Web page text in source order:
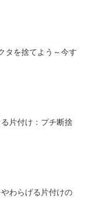
タを捨てよう～今す
片付け：プチ断捨
わらげる片付けの